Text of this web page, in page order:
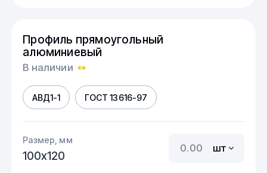
Профиль прямоугольный
алюминиевый
В наличии
АВД1-1 ГОСТ 13616-97
Размер, мм
100х120
шт